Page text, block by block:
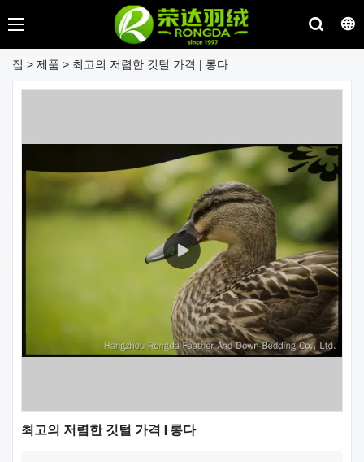
집 > 제품 > 최고의 저렴한 깃털 가격 | 롱다
최고의 저렴한 깃털 가격 | 롱다